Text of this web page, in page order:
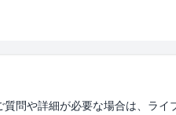
問や詳細が必要な場合は、ラ